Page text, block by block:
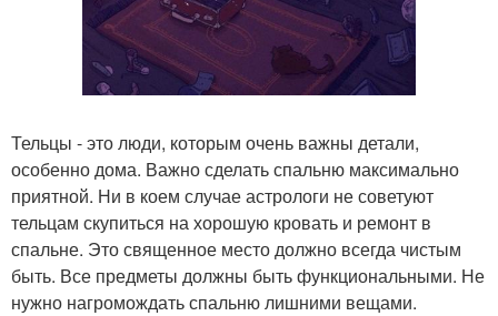
Тельцы - это люди, которым очень важны детали,
особенно дома. Важно сделать спальню максимально
приятной. Ни в коем случае астрологи не советуют
тельцам скупиться на хорошую кровать и ремонт в
спальне. Это священное место должно всегда чистым
быть. Все предметы должны быть функциональными. Не
нужно нагромождать спальню лишними вещами.